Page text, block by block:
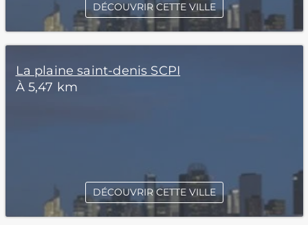
DÉCOUVRIR CETTE VILLE
La plaine saint-denis SCPI
À 5,47 km
DÉCOUVRIR CETTE VILLE